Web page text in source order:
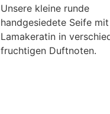
Unsere kleine runde
handgesiedete Seife mit
Lamakeratin in
fruchtigen Duftnoten.